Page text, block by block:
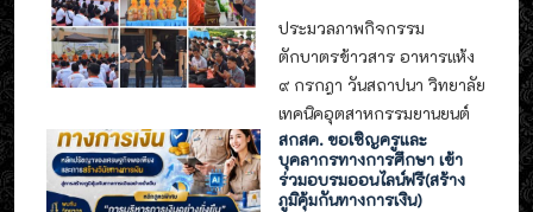
ประมวลภาพกิจกรรม
ตักบาตรข้าวสาร อาหารแห้ง
๙ กรกฎา วันสถาปนา วิทยาลัย
เทคนิคอุตสาหกรรมยานยนต์
สกสค. ขอเชิญครูและ
บุคลากรทางการศึกษา เข้า
ร่วมอบรมออนไลน์ฟรี(สร้าง
ภูมิคุ้มกันทางการเงิน)